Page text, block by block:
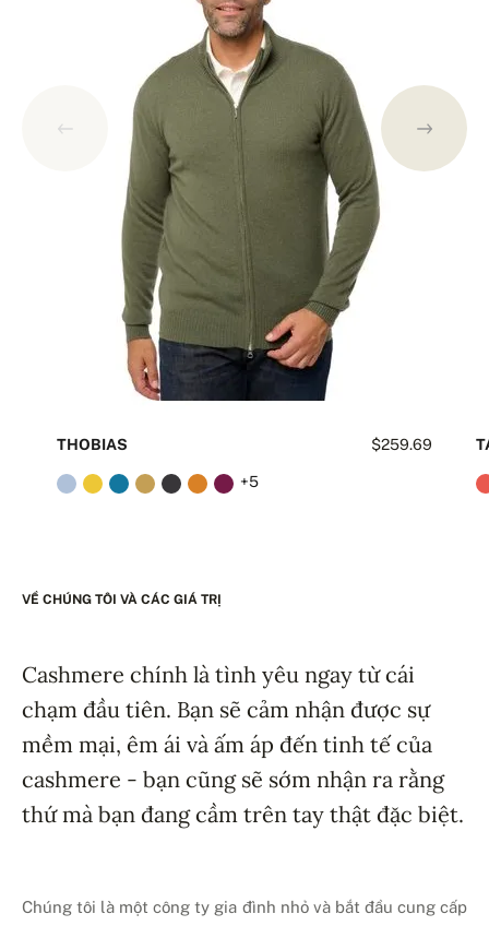
$259.69
THOBIAS
+5
VỀ CHÚNG TÔI VÀ CÁC GIÁ TRỊ
Cashmere chính là tình yêu ngay từ cái
chạm đầu tiên. Bạn sẽ cảm nhận được sự
mềm mại, êm ái và ấm áp đến tinh tế của
cashmere - bạn cũng sẽ sớm nhận ra rằng
thứ mà bạn đang cầm trên tay thật đặc biệt.
Chúng tôi là một công ty gia đình nhỏ và bắt đầu cung cấp